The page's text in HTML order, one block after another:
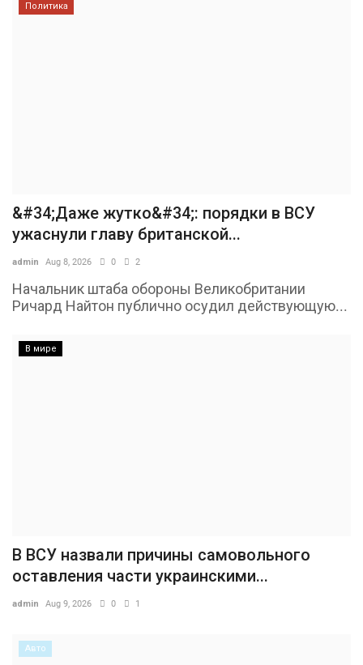
Политика
&#34;Даже жутко&#34;: порядки в ВСУ
ужаснули главу британской...
admin Aug 8, 2026 0 2
Начальник штаба обороны Великобритании
Ричард Найтон публично осудил действующую...
В мире
В ВСУ назвали причины самовольного
оставления части украинскими...
admin Aug 9, 2026 0 1
Авто